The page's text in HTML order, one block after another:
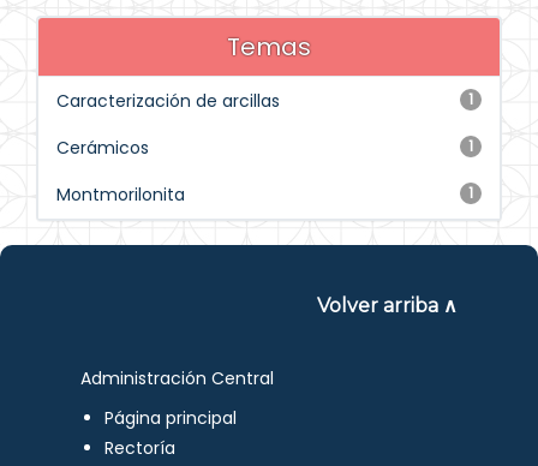
Temas
1
Caracterización de arcillas
1
Cerámicos
1
Montmorilonita
Volver arriba ∧
Administración Central
Página principal
Rectoría